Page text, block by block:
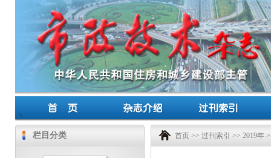
栏目分类 首页 >> 过刊索引 >> 2019年